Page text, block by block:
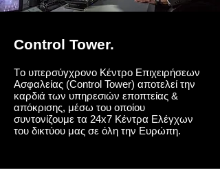
Control Tower.
Tο υπερσύγχρονο Κέντρο Επιχειρήσεων
Ασφαλείας (Control Tower) αποτελεί την
καρδιά των υπηρεσιών εποπτείας &
απόκρισης, μέσω του οποίου
συντονίζουμε τα 24x7 Κέντρα Ελέγχων
του δικτύου μας σε όλη την Ευρώπη.